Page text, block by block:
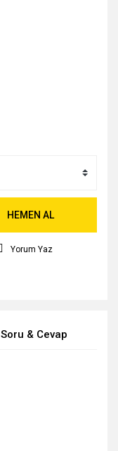
HEMEN AL
Yorum Yaz
Soru & Cevap